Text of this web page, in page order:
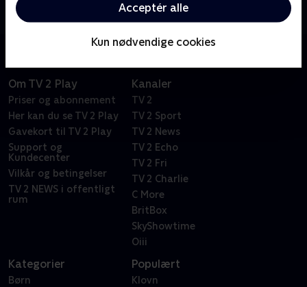
Acceptér alle
Kun nødvendige cookies
Davies har skrevet serien og medvirker.
Om TV 2 Play
Priser og abonnement
Her kan du se TV 2 Play
Gavekort til TV 2 Play
Support og
Kundecenter
Vilkår og betingelser
TV 2 NEWS i offentligt
rum
Kanaler
TV 2
TV 2 Sport
TV 2 News
TV 2 Echo
TV 2 Fri
TV 2 Charlie
C More
BritBox
SkyShowtime
Oiii
Kategorier
Børn
Populært
Klovn